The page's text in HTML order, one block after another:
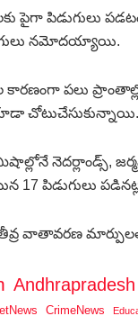
పైగా పిడుగులు
నమోదయ్యాయి.
పలు ప్రాంతాల్లో
చోటుచేసుకున్నాయి.
నెదర్లాండ్స్,
17 పిడుగులు
వాతావరణ మార్పులతో
Andhrapradesh
CrimeNews